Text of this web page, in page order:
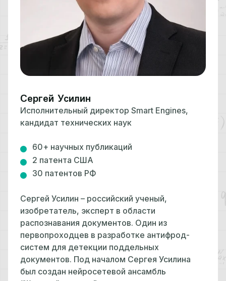
Сергей Усилин
Исполнительный директор Smart Engines,
кандидат технических наук
60+ научных публикаций
2 патента США
30 патентов РФ
Сергей Усилин – российский ученый,
изобретатель, эксперт в области
распознавания документов. Один из
первопроходцев в разработке антифрод-
систем для детекции поддельных
документов. Под началом Сергея Усилина
был создан нейросетевой ансамбль